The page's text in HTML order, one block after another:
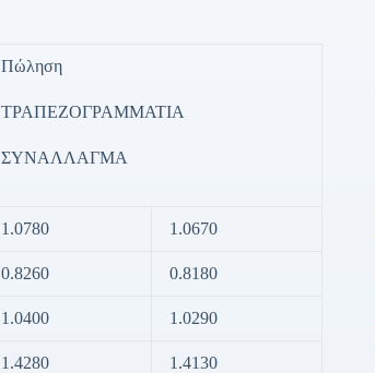
Πώληση
ΤΡΑΠΕΖΟΓΡΑΜΜΑΤΙΑ
ΣΥΝΑΛΛΑΓΜΑ
1.0780 1.0670
0.8260 0.8180
1.0400 1.0290
1.4280 1.4130